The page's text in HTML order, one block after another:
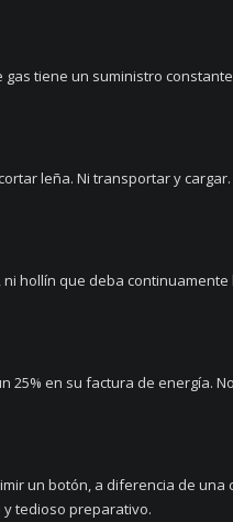
tiene un suministro
leña. Ni transportar y
hollín que deba continuamente
25% en su factura de energía.
un botón, a diferencia de una
tedioso preparativo.